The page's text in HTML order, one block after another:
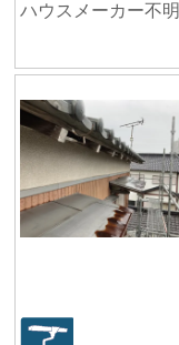
ハウスメーカー不明